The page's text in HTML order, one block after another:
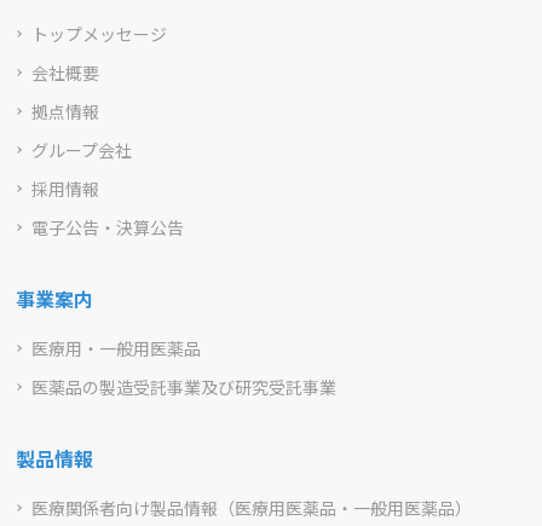
トップメッセージ
会社概要
拠点情報
グループ会社
採用情報
電子公告・決算公告
事業案内
医療用・一般用医薬品
医薬品の製造受託事業及び研究受託事業
製品情報
医療関係者向け製品情報（医療用医薬品・一般用医薬品）